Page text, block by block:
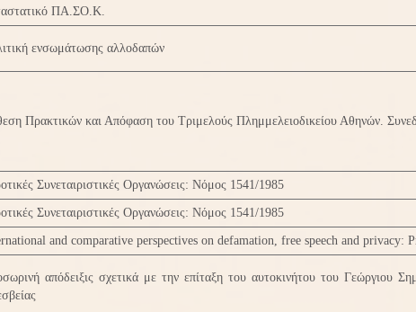
ΠΑ.ΣΟ.Κ.
ενσωμάτωσης αλλοδαπών
Πρακτικών και Απόφαση του Τριμελούς Πλημμελειοδικείου Αθηνών.
Συνεταιριστικές Οργανώσεις: Νόμος 1541/1985
Συνεταιριστικές Οργανώσεις: Νόμος 1541/1985
and comparative perspectives on defamation, free speech and privacy:
απόδειξις σχετικά με την επίταξη του αυτοκινήτου του Γεώργιου